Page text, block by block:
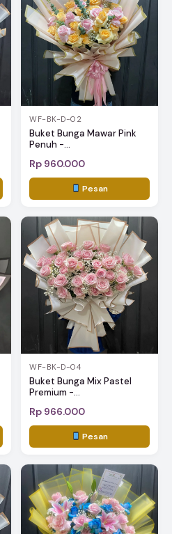
WF-BK-D-02
Buket Bunga Mawar Pink
Penuh -...
Rp 960.000
Pesan
WF-BK-D-04
Buket Bunga Mix Pastel
Premium -...
Rp 966.000
Pesan